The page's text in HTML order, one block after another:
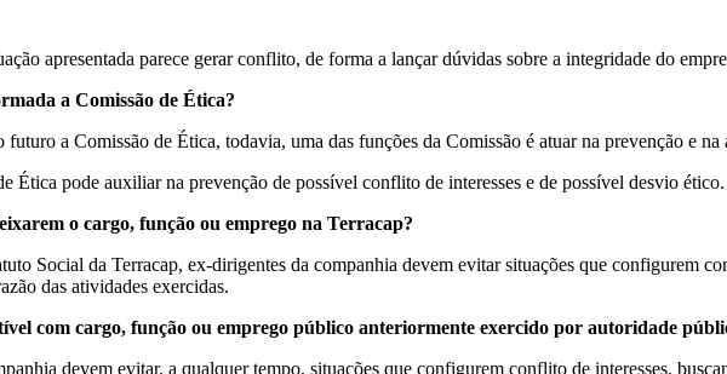
apresentada parece gerar conflito, de forma a lançar dúvidas sobre a integridade do
a Comissão de Ética?
a Comissão de Ética, todavia, uma das funções da Comissão é atuar na prevenção e
Ética pode auxiliar na prevenção de possível conflito de interesses e de possível desvio ético.
o cargo, função ou emprego na Terracap?
Social da Terracap, ex-dirigentes da companhia devem evitar situações que configurem
das atividades exercidas.
com cargo, função ou emprego público anteriormente exercido por autoridade
devem evitar, a qualquer tempo, situações que configurem conflito de interesses,